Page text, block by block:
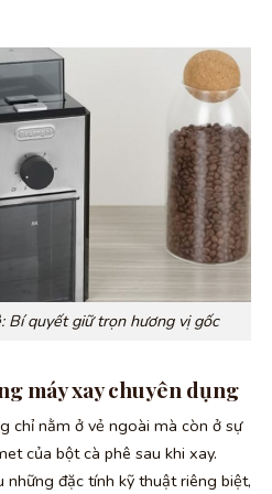
Bí quyết giữ trọn hương vị gốc
máy xay chuyên dụng
chỉ nằm ở vẻ ngoài mà còn ở sự
của bột cà phê sau khi xay.
những đặc tính kỹ thuật riêng biệt,